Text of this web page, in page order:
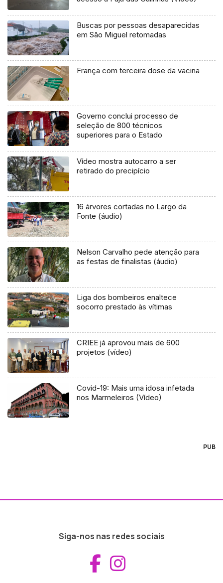
Buscas por pessoas desaparecidas
em São Miguel retomadas
França com terceira dose da vacina
Governo conclui processo de
seleção de 800 técnicos
superiores para o Estado
Vídeo mostra autocarro a ser
retirado do precipício
16 árvores cortadas no Largo da
Fonte (áudio)
Nelson Carvalho pede atenção para
as festas de finalistas (áudio)
Liga dos bombeiros enaltece
socorro prestado às vítimas
CRIEE já aprovou mais de 600
projetos (vídeo)
Covid-19: Mais uma idosa infetada
nos Marmeleiros (Vídeo)
PUB
Siga-nos nas redes sociais
Aceder ao